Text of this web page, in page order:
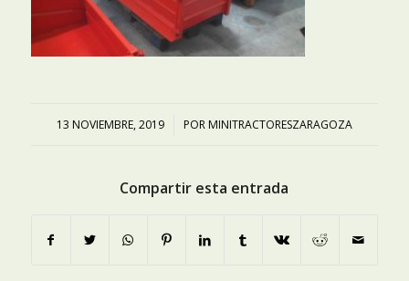
13 NOVIEMBRE, 2019
/ POR MINITRACTORESZARAGOZA
Compartir esta entrada